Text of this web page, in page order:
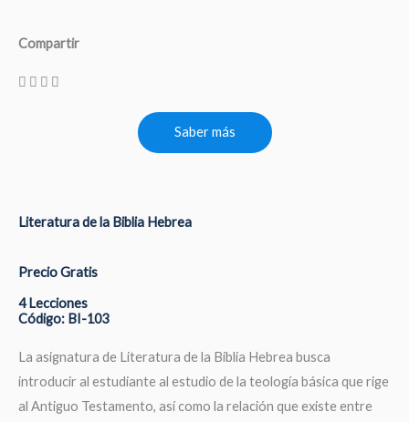
Compartir
Saber más
Literatura de la Biblia Hebrea
Precio Gratis
4 Lecciones
Código: BI-103
La asignatura de Literatura de la Biblia Hebrea busca
introducir al estudiante al estudio de la teología básica que rige
al Antiguo Testamento, así como la relación que existe entre